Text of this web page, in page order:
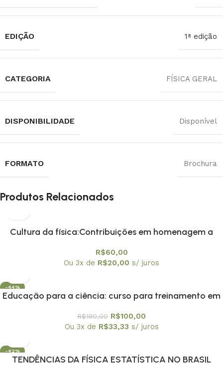
EDIÇÃO 1ª edição
CATEGORIA FÍSICA GERAL
DISPONIBILIDADE Disponível
FORMATO Brochura
Produtos Relacionados
Cultura da física:Contribuições em homenagem a
R$60,00
Ou 3x de R$20,00 s/ juros
-44%
Educação para a ciência: curso para treinamento em
R$180,00 R$100,00
Ou 3x de R$33,33 s/ juros
-42%
TENDÊNCIAS DA FÍSICA ESTATÍSTICA NO BRASIL